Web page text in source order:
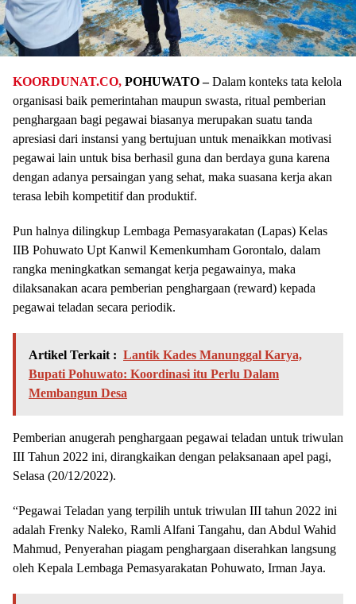
KOORDUNAT.CO, POHUWATO –Dalam konteks tata kelola
organisasi baik pemerintahan maupun swasta, ritual pemberian
penghargaan bagi pegawai biasanya merupakan suatu tanda
apresiasi dari instansi yang bertujuan untuk menaikkan motivasi
pegawai lain untuk bisa berhasil guna dan berdaya guna karena
dengan adanya persaingan yang sehat, maka suasana kerja akan
terasa lebih kompetitif dan produktif.
Pun halnya dilingkup Lembaga Pemasyarakatan (Lapas) Kelas
IIB Pohuwato Upt Kanwil Kemenkumham Gorontalo, dalam
rangka meningkatkan semangat kerja pegawainya, maka
dilaksanakan acara pemberian penghargaan (reward) kepada
pegawai teladan secara periodik.
Artikel Terkait : Lantik Kades Manunggal Karya,
Bupati Pohuwato: Koordinasi itu Perlu Dalam
Membangun Desa
Pemberian anugerah penghargaan pegawai teladan untuk triwulan
III Tahun 2022 ini, dirangkaikan dengan pelaksanaan apel pagi,
Selasa (20/12/2022).
“Pegawai Teladan yang terpilih untuk triwulan III tahun 2022 ini
adalah Frenky Naleko, Ramli Alfani Tangahu, dan Abdul Wahid
Mahmud, Penyerahan piagam penghargaan diserahkan langsung
oleh Kepala Lembaga Pemasyarakatan Pohuwato, Irman Jaya.